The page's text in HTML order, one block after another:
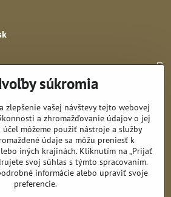
súkromia
zlepšenie vašej návštevy tejto webovej
a zhromažďovanie údajov o jej
môžeme použiť nástroje a služby
údaje sa môžu preniesť k
iných krajinách. Kliknutím na „Prijať
svoj súhlas s týmto spracovaním.
informácie alebo upraviť svoje
preferencie.